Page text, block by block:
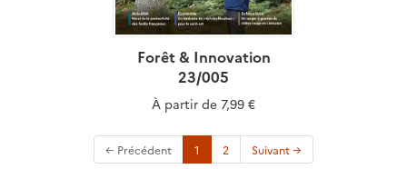
Forêt & Innovation
23/005
À partir de 7,99 €
← Précédent 1 (current)
2 Suivant →